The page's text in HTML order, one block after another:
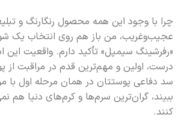
چرا با وجود این همه محصول رنگارنگ و
عجیب‌وغریب، من باز هم روی انتخاب یک
«رفرشینگ سیمپل» تأکید دارم. واقعیت
درست، اولین و مهم‌ترین قدم در مراقبت
سد دفاعی پوستتان در همان مرحله اول
ببیند، گران‌ترین سرم‌ها و کرم‌های دنیا هم
کنند.